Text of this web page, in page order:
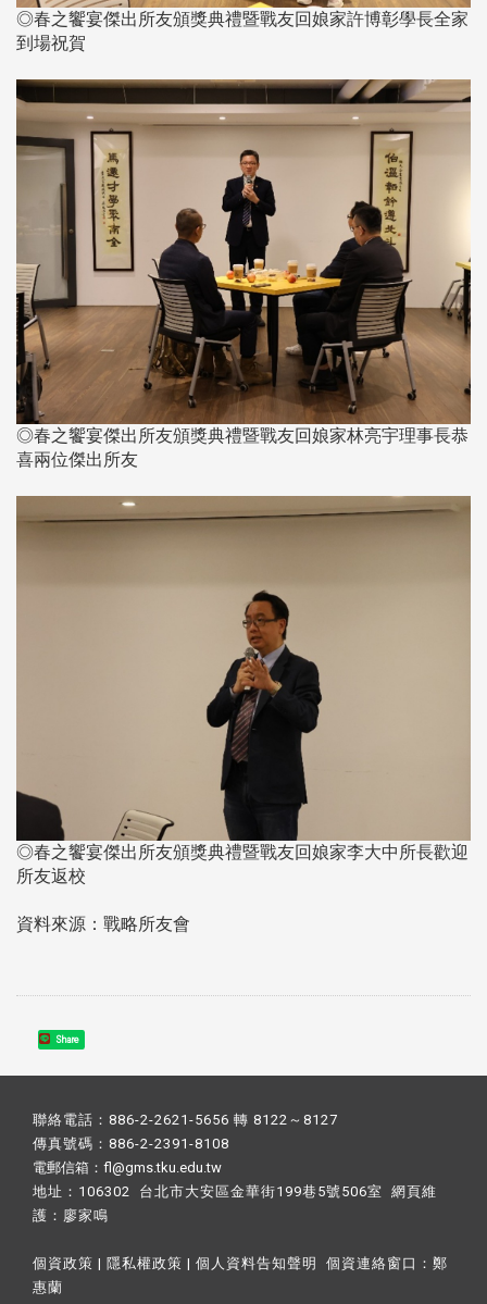
◎春之饗宴傑出所友頒獎典禮暨戰友回娘家許博彰學長全家
到場祝賀
◎春之饗宴傑出所友頒獎典禮暨戰友回娘家林亮宇理事長恭
喜兩位傑出所友
◎春之饗宴傑出所友頒獎典禮暨戰友回娘家李大中所長歡迎
所友返校
資料來源：戰略所友會
Share
聯絡電話：886-2-2621-5656 轉 8122～8127
傳真號碼：886-2-2391-8108
電郵信箱：fl@gms.tku.edu.tw
地址：106302 台北市大安區金華街199巷5號506室 網頁維
護： 廖家鳴​
個資政策 | 隱私權政策 | 個人資料告知聲明 個資連絡窗口： 鄭
惠蘭